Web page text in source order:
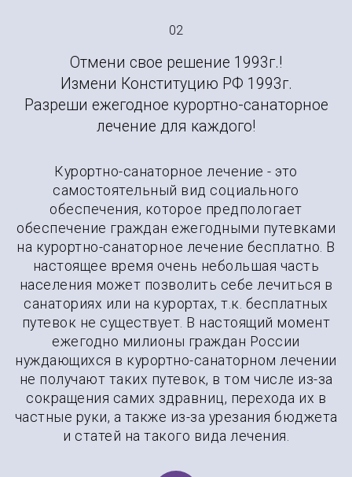
02
Отмени свое решение 1993г.!
Измени Конституцию РФ 1993г.
Разреши ежегодное курортно-санаторное
лечение для каждого!
Курортно-санаторное лечение - это
самостоятельный вид социального
обеспечения, которое предпологает
обеспечение граждан ежегодными путевками
на курортно-санаторное лечение бесплатно. В
настоящее время очень небольшая часть
населения может позволить себе лечиться в
санаториях или на курортах, т.к. бесплатных
путевок не существует. В настоящий момент
ежегодно милионы граждан России
нуждающихся в курортно-санаторном лечении
не получают таких путевок, в том числе из-за
сокращения самих здравниц, перехода их в
частные руки, а также из-за урезания бюджета
и статей на такого вида лечения.